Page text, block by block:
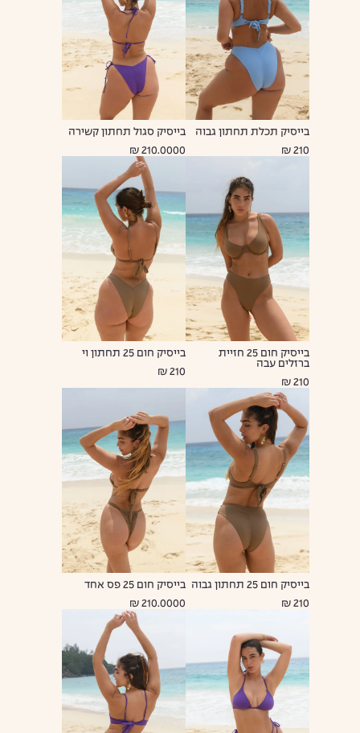
בייסיק תכלת תחתון גבוה
210 ₪
בייסיק סגול תחתון קשירה
210.0000 ₪
בייסיק חום 25 חזיית
ברזלים עבה
210 ₪
בייסיק חום 25 תחתון וי
210 ₪
בייסיק חום 25 תחתון גבוה
210 ₪
בייסיק חום 25 פס אחד
210.0000 ₪